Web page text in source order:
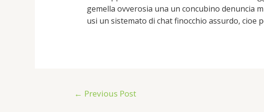
gemella ovverosia una un concubino denuncia
usi un sistemato di chat finocchio assurdo, cioe
← Previous Post